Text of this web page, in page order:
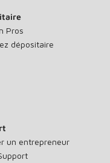
Pros
dépositaire
un entrepreneur